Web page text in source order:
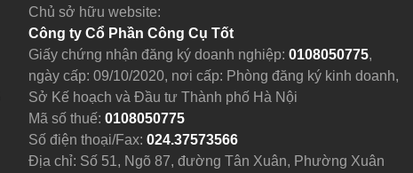
Chủ sở hữu website:
Công ty Cổ Phần Công Cụ Tốt
Giấy chứng nhận đăng ký doanh nghiệp: 0108050775,
ngày cấp: 09/10/2020, nơi cấp: Phòng đăng ký kinh doanh,
Sở Kế hoạch và Đầu tư Thành phố Hà Nội
Mã số thuế: 0108050775
Số điện thoại/Fax: 024.37573566
Địa chỉ: Số 51, Ngõ 87, đường Tân Xuân, Phường Xuân